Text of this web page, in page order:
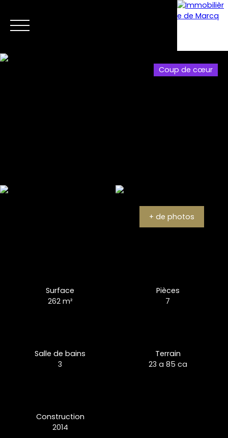
Coup de cœur
+ de photos
Surface
262 m²
Pièces
7
Salle de bains
3
Terrain
23 a 85 ca
Construction
2014